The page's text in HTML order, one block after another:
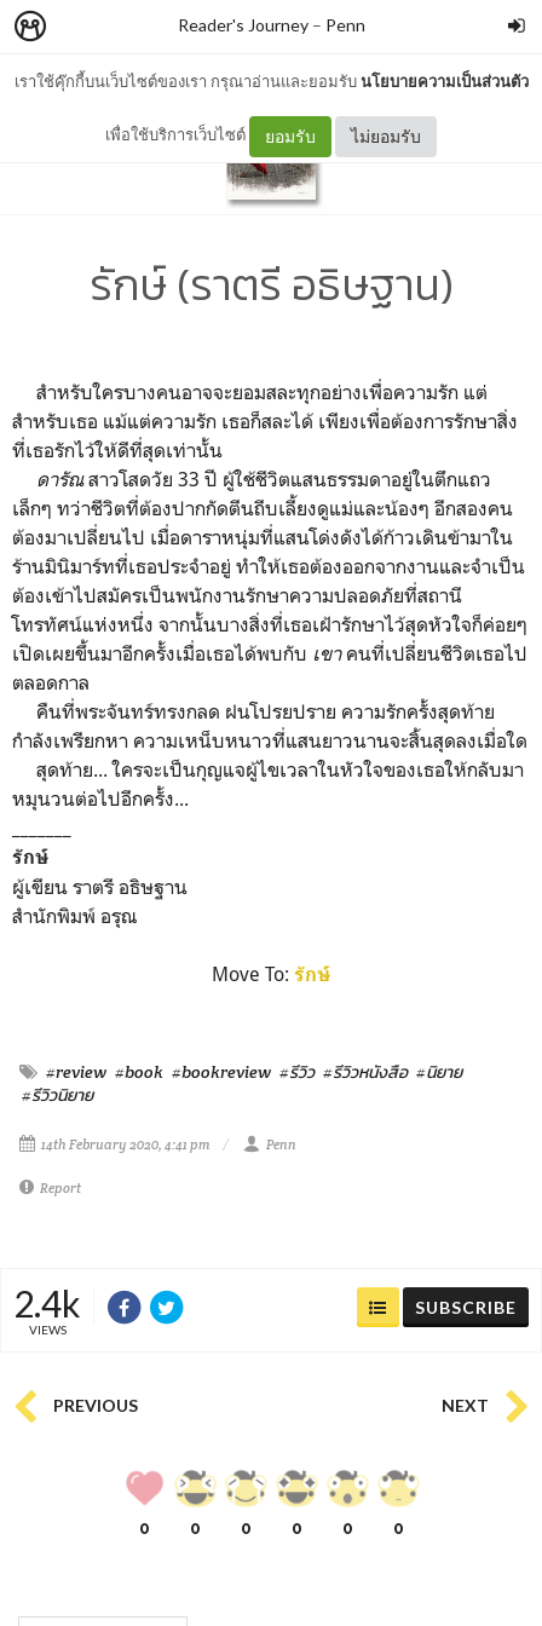
เราใช้คุ๊กกี้บนเว็บไซต์ของเรา กรุณาอ่านและยอมรับนโยบายความเป็นส่วนตัว
เพื่อใช้บริการเว็บไซต์ ยอมรับ ไม่ยอมรับ
Reader's Journey– Penn
รักษ์ (ราตรี อธิษฐาน)
สำหรับใครบางคนอาจจะยอมสละทุกอย่างเพื่อความรัก แต่
สำหรับเธอ แม้แต่ความรัก เธอก็สละได้ เพียงเพื่อต้องการรักษาสิ่ง
ที่เธอรักไว้ให้ดีที่สุดเท่านั้น
ดารัณสาวโสดวัย 33 ปี ผู้ใช้ชีวิตแสนธรรมดาอยู่ในตึกแถว
เล็กๆ ทว่าชีวิตที่ต้องปากกัดตีนถีบเลี้ยงดูแม่และน้องๆ อีกสองคน
ต้องมาเปลี่ยนไป เมื่อดาราหนุ่มที่แสนโด่งดังได้ก้าวเดินข้ามาใน
ร้านมินิมาร์ทที่เธอประจำอยู่ ทำให้เธอต้องออกจากงานและจำเป็น
ต้องเข้าไปสมัครเป็นพนักงานรักษาความปลอดภัยที่สถานี
โทรทัศน์แห่งหนึ่ง จากนั้นบางสิ่งที่เธอเฝ้ารักษาไว้สุดหัวใจก็ค่อยๆ
เปิดเผยขึ้นมาอีกครั้งเมื่อเธอได้พบกับ เขาคนที่เปลี่ยนชีวิตเธอไป
ตลอดกาล
คืนที่พระจันทร์ทรงกลด ฝนโปรยปราย ความรักครั้งสุดท้าย
กำลังเพรียกหา ความเหน็บหนาวที่แสนยาวนานจะสิ้นสุดลงเมื่อใด
สุดท้าย... ใครจะเป็นกุญแจผู้ไขเวลาในหัวใจของเธอให้กลับมา
หมุนวนต่อไปอีกครั้ง...
รักษ์
ผู้เขียน ราตรี อธิษฐาน
สำนักพิมพ์ อรุณ
Move To: รักษ์
#review #book #bookreview #รีวิว #รีวิวหนังสือ #นิยาย
#รีวิวนิยาย
14th February 2020, 4:41 pm Penn
Report
2.4k
VIEWS
SUBSCRIBE
PREVIOUS NEXT
0 0 0 0 0 0